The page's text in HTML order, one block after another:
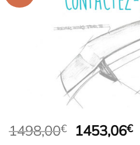
1498,00€
Le
1453,06€Le